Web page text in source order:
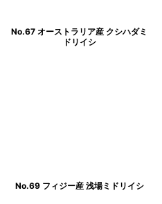
No.67 オーストラリア産 クシハダミ
ドリイシ
No.69 フィジー産 浅場ミドリイシ